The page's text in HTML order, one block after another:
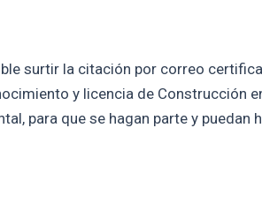
surtir la citación por correo
y licencia de Construcción
para que se hagan parte y puedan